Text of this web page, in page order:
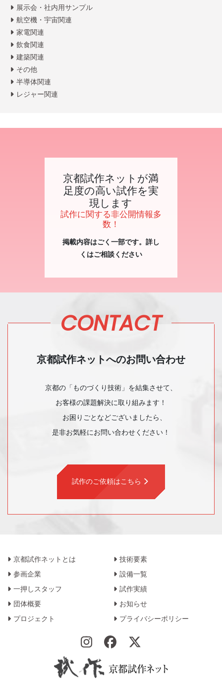
展示会・社内用サンプル
航空機・宇宙関連
家電関連
飲食関連
建築関連
その他
半導体関連
レジャー関連
京都試作ネットが満
足度の高い試作を実
現します
試作に関する非公開情報多
数！
掲載内容はごく一部です。詳し
くはご相談ください
CONTACT
京都試作ネットへのお問い合わせ
京都の「ものづくり技術」を結集させて、
お客様の課題解決に取り組みます！
お困りごとなどございましたら、
是非お気軽にお問い合わせください！
試作のご依頼はこちら
京都試作ネットとは
技術要素
参画企業
設備一覧
一押しスタッフ
試作実績
団体概要
お知らせ
プロジェクト
プライバシーポリシー